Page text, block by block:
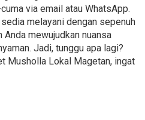
via email atau WhatsApp.
melayani dengan sepenuh
mewujudkan nuansa
Jadi, tunggu apa lagi?
Musholla Lokal Magetan, ingat